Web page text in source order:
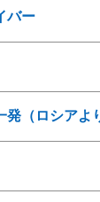
バー
（ロシアよ